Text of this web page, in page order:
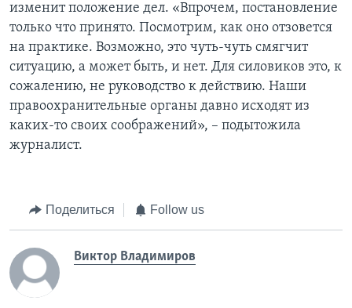
изменит положение дел. «Впрочем, постановление
только что принято. Посмотрим, как оно отзовется
на практике. Возможно, это чуть-чуть смягчит
ситуацию, а может быть, и нет. Для силовиков это, к
сожалению, не руководство к действию. Наши
правоохранительные органы давно исходят из
каких-то своих соображений», – подытожила
журналист.
Поделиться Follow us
Виктор Владимиров